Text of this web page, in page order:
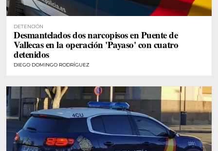
DETENCIÓN
Desmantelados dos narcopisos en Puente de
Vallecas en la operación 'Payaso' con cuatro
detenidos
DIEGO DOMINGO RODRÍGUEZ